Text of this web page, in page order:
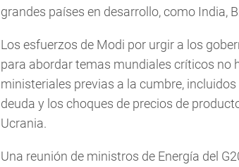
grandes países en desarrollo, como India,
Los esfuerzos de Modi por urgir a los
para abordar temas mundiales críticos no
ministeriales previas a la cumbre,
deuda y los choques de precios de
Ucrania.
Una reunión de ministros de Energía del